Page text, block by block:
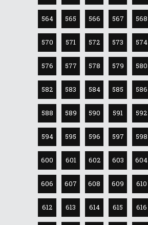
564 565 566 567 568
570 571 572 573 574
576 577 578 579 580
582 583 584 585 586
588 589 590 591 592
594 595 596 597 598
600 601 602 603 604
606 607 608 609 610
612 613 614 615 616